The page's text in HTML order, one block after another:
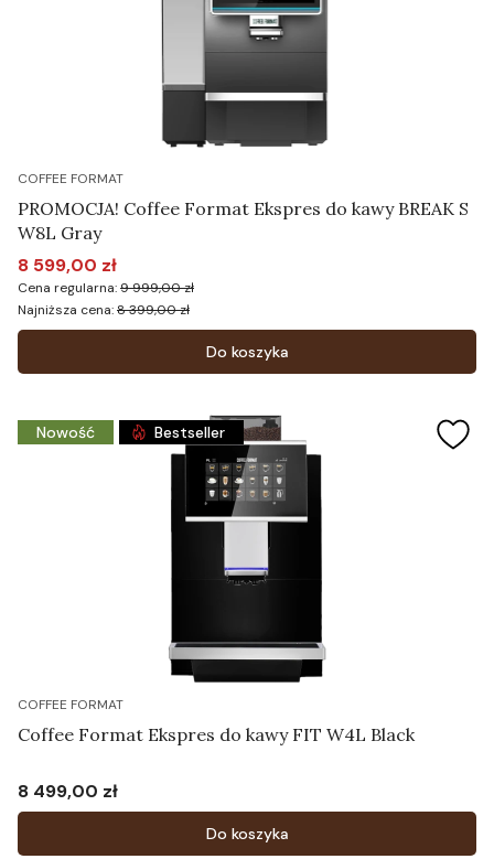
COFFEE FORMAT
PROMOCJA! Coffee Format Ekspres do kawy BREAK S
W8L Gray
Cena promocyjna
8 599,00 zł
Cena regularna:9 999,00 zł
Najniższa cena:8 399,00 zł
Do koszyka
Nowość Bestseller
COFFEE FORMAT
Coffee Format Ekspres do kawy FIT W4L Black
Cena
8 499,00 zł
Do koszyka